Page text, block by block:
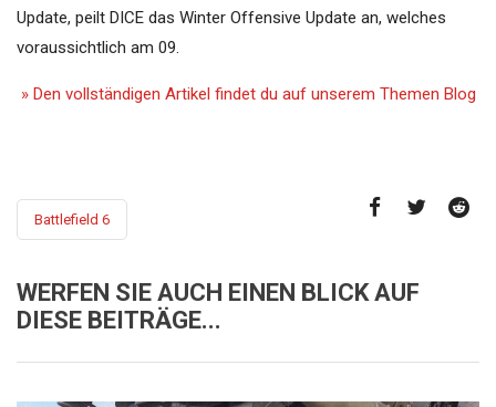
Update, peilt DICE das Winter Offensive Update an, welches
voraussichtlich am 09.
» Den vollständigen Artikel findet du auf unserem Themen Blog
Battlefield 6
WERFEN SIE AUCH EINEN BLICK AUF
DIESE BEITRÄGE...